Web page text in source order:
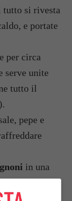
tutto si rivesta
e portate
per circa
serve unite
tutto il
pepe e
in una
sfoglia